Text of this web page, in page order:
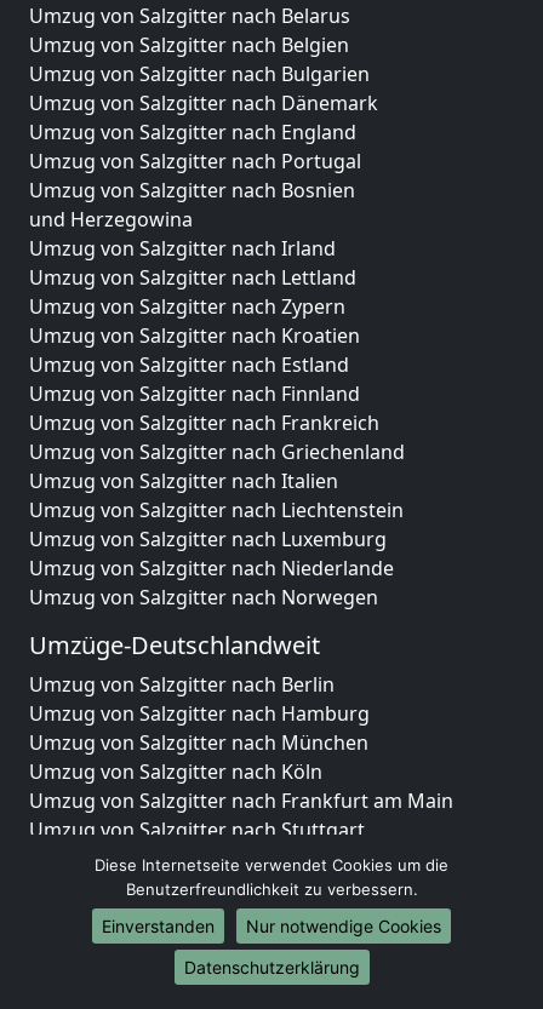
Umzug von Salzgitter nach Belarus
Umzug von Salzgitter nach Belgien
Umzug von Salzgitter nach Bulgarien
Umzug von Salzgitter nach Dänemark
Umzug von Salzgitter nach England
Umzug von Salzgitter nach Portugal
Umzug von Salzgitter nach Bosnien
und Herzegowina
Umzug von Salzgitter nach Irland
Umzug von Salzgitter nach Lettland
Umzug von Salzgitter nach Zypern
Umzug von Salzgitter nach Kroatien
Umzug von Salzgitter nach Estland
Umzug von Salzgitter nach Finnland
Umzug von Salzgitter nach Frankreich
Umzug von Salzgitter nach Griechenland
Umzug von Salzgitter nach Italien
Umzug von Salzgitter nach Liechtenstein
Umzug von Salzgitter nach Luxemburg
Umzug von Salzgitter nach Niederlande
Umzug von Salzgitter nach Norwegen
Umzüge-Deutschlandweit
Umzug von Salzgitter nach Berlin
Umzug von Salzgitter nach Hamburg
Umzug von Salzgitter nach München
Umzug von Salzgitter nach Köln
Umzug von Salzgitter nach Frankfurt am Main
Umzug von Salzgitter nach Stuttgart
Umzug von Salzgitter nach Düsseldorf
Umzug von Salzgitter nach Leipzig
Umzug von Salzgitter nach Dortmund
Umzug von Salzgitter nach Essen
Umzug von Salzgitter nach Bremen
Diese Internetseite verwendet Cookies um die
Benutzerfreundlichkeit zu verbessern.
Einverstanden
Nur notwendige Cookies
Datenschutzerklärung